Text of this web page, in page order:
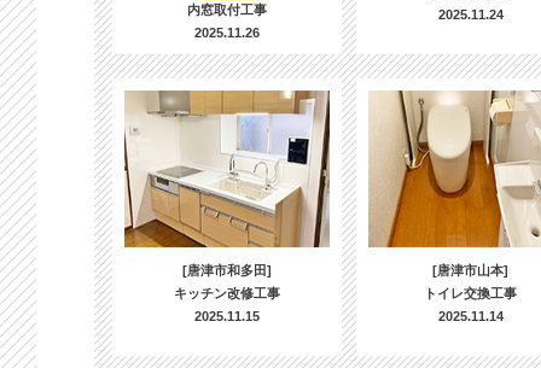
内窓取付工事
2025.11.26
2025.11.24
[唐津市和多田]
キッチン改修工事
2025.11.15
[唐津市山本]
トイレ交換工事
2025.11.14